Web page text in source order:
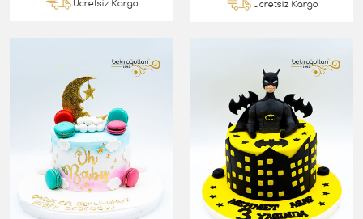
Ücretsiz Kargo Ücretsiz Kargo